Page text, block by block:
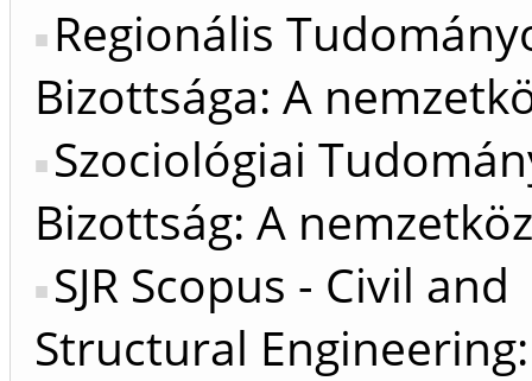
Regionális
Bizottsága: A
Szociológiai
Bizottság: A
SJR Scopus - Civil and
Structural